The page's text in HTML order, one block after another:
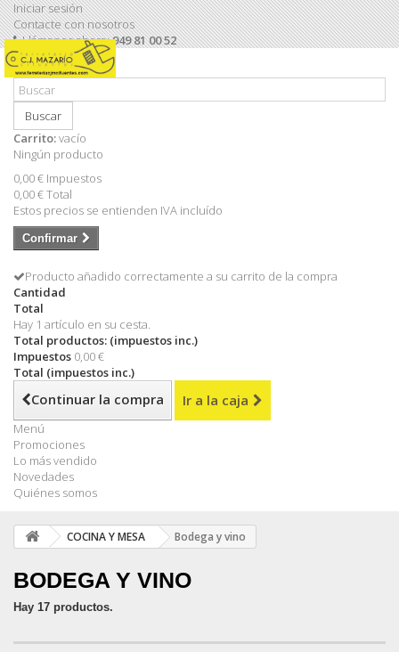
Iniciar sesión
Contacte con nosotros
Llámanos ahora:949 81 00 52
Buscar
Carrito:vacío
Ningún producto
0,00 € Impuestos
0,00 €Total
Estos precios se entienden IVA incluído
Confirmar
Producto añadido correctamente a su carrito de la compra
Cantidad
Total
Hay 1 artículo en su cesta.
Total productos: (impuestos inc.)
Impuestos 0,00 €
Total (impuestos inc.)
Continuar la compra Ir a la caja
Menú
Promociones
Lo más vendido
Novedades
Quiénes somos
COCINA Y MESA Bodega y vino
BODEGA Y VINO
Hay 17 productos.